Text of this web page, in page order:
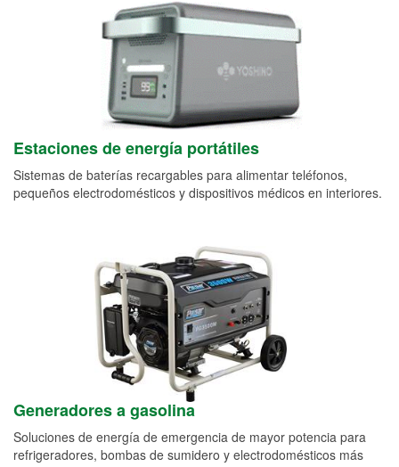
Estaciones de energía portátiles
Sistemas de baterías recargables para alimentar teléfonos,
pequeños electrodomésticos y dispositivos médicos en interiores.
Generadores a gasolina
Soluciones de energía de emergencia de mayor potencia para
refrigeradores, bombas de sumidero y electrodomésticos más